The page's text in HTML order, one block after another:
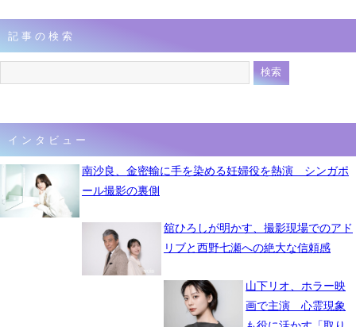
記事の検索
インタビュー
南沙良、金密輸に手を染める妊婦役を熱演 シンガポ
ール撮影の裏側
舘ひろしが明かす、撮影現場でのアド
リブと西野七瀬への絶大な信頼感
山下リオ、ホラー映
画で主演 心霊現象